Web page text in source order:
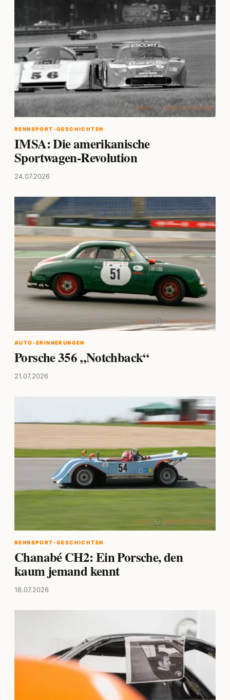
RENNSPORT-GESCHICHTEN
IMSA: Die amerikanische
Sportwagen-Revolution
24.07.2026
AUTO-ERINNERUNGEN
Porsche 356 „Notchback“
21.07.2026
RENNSPORT-GESCHICHTEN
Chanabé CH2: Ein Porsche, den
kaum jemand kennt
18.07.2026